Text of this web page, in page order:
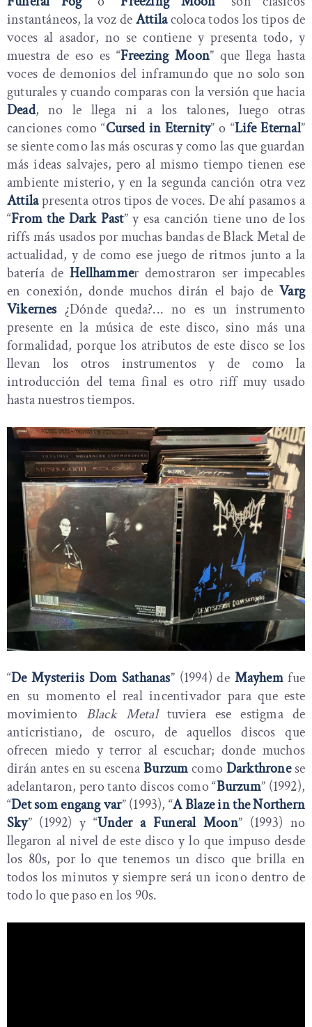
instantáneos, la voz deAttilacoloca todos los tipos de
voces al asador, no se contiene y presenta todo, y
muestra de eso es “Freezing Moon” que llega hasta
voces de demonios del inframundo que no solo son
guturales y cuando comparas con la versión que hacia
Dead, no le llega ni a los talones, luego otras
canciones como “Cursed in Eternity” o “Life Eternal”
se siente como las más oscuras y como las que guardan
más ideas salvajes, pero al mismo tiempo tienen ese
ambiente misterio, y en la segunda canción otra vez
Attilapresenta otros tipos de voces. De ahí pasamos a
“From the Dark Past” y esa canción tiene uno de los
riffs más usados por muchas bandas de Black Metal de
actualidad, y de como ese juego de ritmos junto a la
batería deHellhammer demostraron ser impecables
en conexión, donde muchos dirán el bajo deVarg
Vikernes¿Dónde queda?... no es un instrumento
presente en la música de este disco, sino más una
formalidad, porque los atributos de este disco se los
llevan los otros instrumentos y de como la
introducción del tema final es otro riff muy usado
hasta nuestros tiempos.
“De Mysteriis Dom Sathanas” (1994) de Mayhemfue
en su momento el real incentivador para que este
movimiento Black Metaltuviera ese estigma de
anticristiano, de oscuro, de aquellos discos que
ofrecen miedo y terror al escuchar; donde muchos
dirán antes en su escenaBurzumcomoDarkthronese
adelantaron, pero tanto discos como “Burzum” (1992),
“Det som engang var” (1993), “A Blaze in the Northern
Sky” (1992) y “Under a Funeral Moon” (1993) no
llegaron al nivel de este disco y lo que impuso desde
los 80s, por lo que tenemos un disco que brilla en
todos los minutos y siempre será un icono dentro de
todo lo que paso en los 90s.